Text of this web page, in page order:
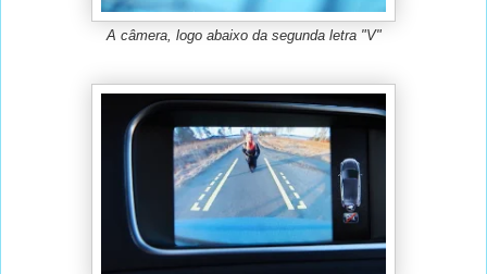
A câmera, logo abaixo da segunda letra "V"